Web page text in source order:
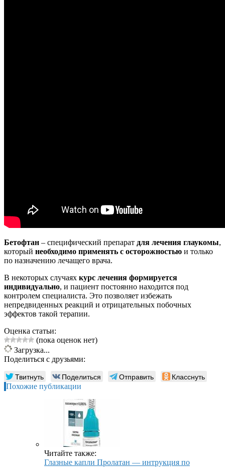
Бетофтан – специфический препарат для лечения глаукомы,
который необходимо применять с осторожностью и только
по назначению лечащего врача.
В некоторых случаях курс лечения формируется
индивидуально, и пациент постоянно находится под
контролем специалиста. Это позволяет избежать
непредвиденных реакций и отрицательных побочных
эффектов такой терапии.
Оценка статьи:
(пока оценок нет)
Загрузка...
Поделиться с друзьями:
Твитнуть Поделиться Отправить Класснуть
Похожие публикации
Читайте также:
Глазные капли Пролатан — интрукция по